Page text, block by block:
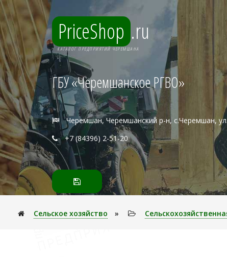
PriceShop .ru
КАТАЛОГ ПРЕДПРИЯТИЙ ЧЕРЕМШАНА
ГБУ «Черемшанское РГВО»
Черемшан, Черемшанский р-н, с.Черемшан,
+7 (84396) 2-51-20
Сельское хозяйство »